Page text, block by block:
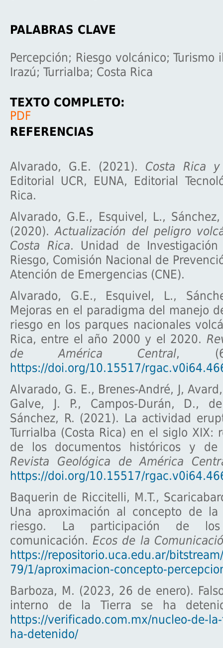
PALABRAS CLAVE
Percepción; Riesgo volcánico; Turismo
Irazú; Turrialba; Costa Rica
TEXTO COMPLETO:
PDF
REFERENCIAS
Alvarado, G.E. (2021). Costa Rica
Editorial UCR, EUNA, Editorial
Rica.
Alvarado, G.E., Esquivel, L.,
(2020).Actualización del peligro
Costa Rica. Unidad de
Riesgo, Comisión Nacional de
Atención de Emergencias (CNE).
Alvarado, G.E., Esquivel, L.,
Mejoras en el paradigma del manejo
riesgo en los parques nacionales
Rica, entre el año 2000 y el 2020.
de América Central,
https://doi.org/10.15517/
Alvarado, G. E., Brenes-André, J,
Galve, J. P., Campos-Durán, D.,
Sánchez, R. (2021). La actividad
Turrialba (Costa Rica) en el siglo XIX:
de los documentos históricos y de
Revista Geológica de América
https://doi.org/10.15517/
Baquerin de Riccitelli, M.T.,
Una aproximación al concepto de la
riesgo. La participación de
comunicación.Ecos de la
https://repositorio.uca.edu.ar/
79/1/aproximacion-concepto-
Barboza, M. (2023, 26 de enero).
interno de la Tierra se ha
https://verificado.com.mx/nucleo-de-
ha-detenido/